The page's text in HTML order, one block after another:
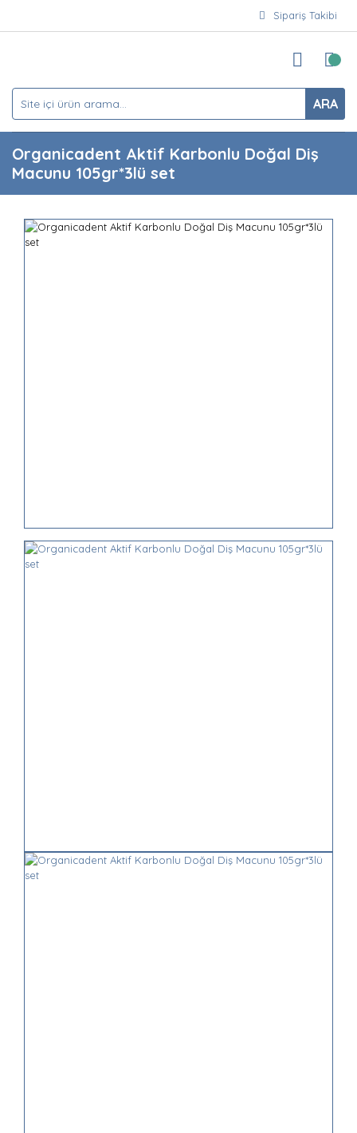
Sipariş Takibi
ARA
Organicadent Aktif Karbonlu Doğal Diş
Macunu 105gr*3lü set